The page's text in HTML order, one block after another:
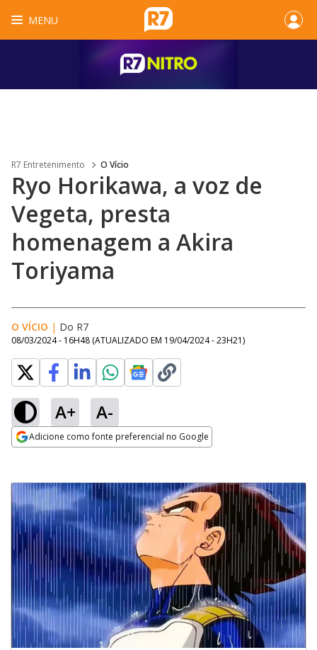
MENU
R7 Entretenimento O Vício
Ryo Horikawa, a voz de
Vegeta, presta
homenagem a Akira
Toriyama
O VÍCIO | Do R7
08/03/2024 - 16H48 (ATUALIZADO EM 19/04/2024 - 23H21)
A+ A-
Adicione como fonte preferencial no Google